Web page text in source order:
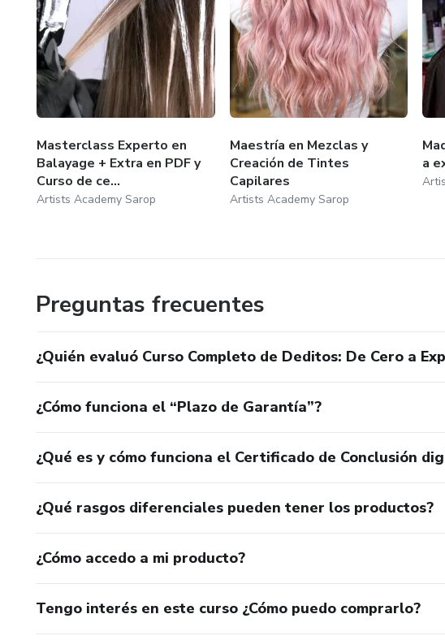
Masterclass Experto en
Balayage + Extra en PDF y
Curso de ce...
Artists Academy Sarop
Maestría en Mezclas y
Creación de Tintes
Capilares
Artists Academy Sarop
a
Preguntas frecuentes
¿Quién evaluó Curso Completo de Deditos: De Cero a
¿Cómo funciona el “Plazo de Garantía”?
¿Qué es y cómo funciona el Certificado de Conclusión
¿Qué rasgos diferenciales pueden tener los productos?
¿Cómo accedo a mi producto?
Tengo interés en este curso ¿Cómo puedo comprarlo?